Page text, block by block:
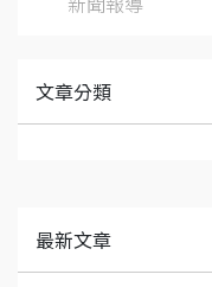
文章分類
最新文章